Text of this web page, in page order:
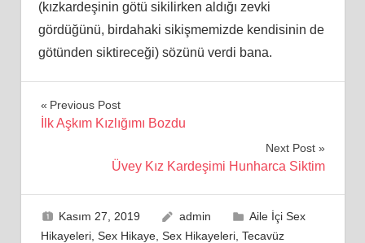
(kızkardeşinin götü sikilirken aldığı zevki
gördüğünü, birdahaki sikişmemizde kendisinin de
götünden siktireceği) sözünü verdi bana.
Yazı
Previous Post
İlk Aşkım Kızlığımı Bozdu
Next Post
Üvey Kız Kardeşimi Hunharca Siktim
Kasım 27, 2019 admin
Aile İçi Sex
Hikayeleri, Sex Hikaye, Sex Hikayeleri, Tecavüz